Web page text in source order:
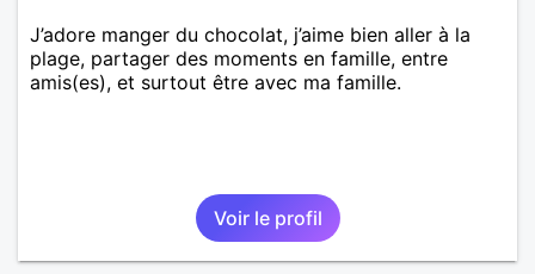
J’adore manger du chocolat, j’aime bien aller à la
plage, partager des moments en famille, entre
amis(es), et surtout être avec ma famille.
Voir le profil